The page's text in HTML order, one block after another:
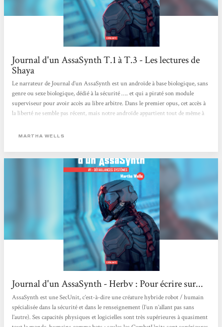
Journal d'un AssaSynth T.1 à T.3 - Les lectures de
Shaya
Le narrateur de Journal d’un AssaSynth est un androïde à base biologique, sans
genre ou sexe biologique, dédié à la sécurité …. et qui a piraté son module
superviseur pour avoir accès au libre arbitre. Dans le premier opus, cet accès à
la liberté ne semble pas récent, mais notre androïde appartient tout de même à
mourir de rire : forcément pourvu.e de capacités bien supérieures à celles d’un
MARTHA WELLS
Journal d'un AssaSynth - Herbv : Pour écrire sur...
AssaSynth est une SecUnit, c’est-à-dire une créature hybride robot / humain
spécialisée dans la sécurité et dans le renseignement (l’un n’allant pas sans
l’autre). Ses capacités physiques et logicielles sont très supérieures à quasiment